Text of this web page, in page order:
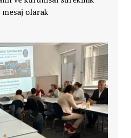
olarak